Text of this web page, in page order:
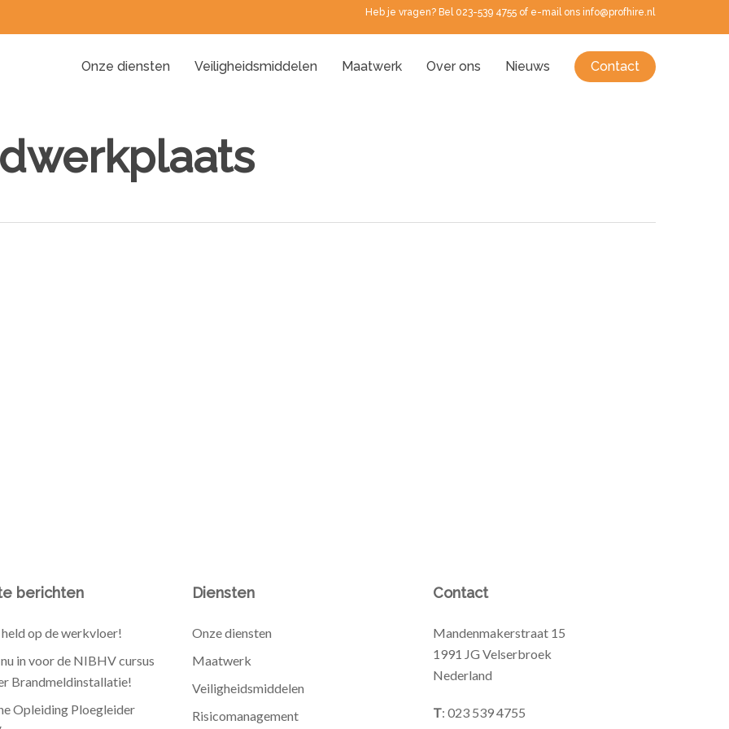
Heb je vragen? Bel 023-539 4755 of e-mail ons info@profhire.nl
Onze diensten Veiligheidsmiddelen Maatwerk Over ons Nieuws Contact
berichten
op de werkvloer!
in voor de NIBHV cursus
Brandmeldinstallatie!
Opleiding Ploegleider
Diensten
Onze diensten
Maatwerk
Veiligheidsmiddelen
Risicomanagement
Contact
Mandenmakerstraat 15
1991 JG Velserbroek
Nederland
T: 023 539 4755